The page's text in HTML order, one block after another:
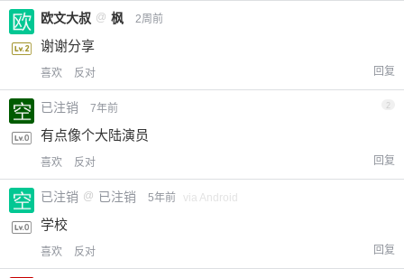
欧文大叔 @ 枫 2周前
谢谢分享
喜欢 反对 回复
已注销 7年前 2
有点像个大陆演员
喜欢 反对 回复
已注销 @ 已注销 5年前 via Android
学校
喜欢 反对 回复